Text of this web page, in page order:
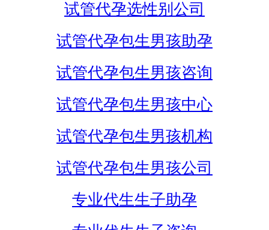
试管代孕选性别公司
试管代孕包生男孩助孕
试管代孕包生男孩咨询
试管代孕包生男孩中心
试管代孕包生男孩机构
试管代孕包生男孩公司
专业代生生子助孕